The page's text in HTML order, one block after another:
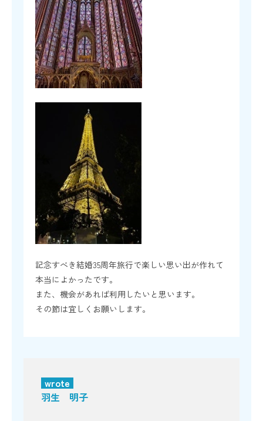
記念すべき結婚35周年旅行で楽しい思い出が作れて
本当によかったです。
また、機会があれば利用したいと思います。
その節は宜しくお願いします。
wrote
羽生 明子